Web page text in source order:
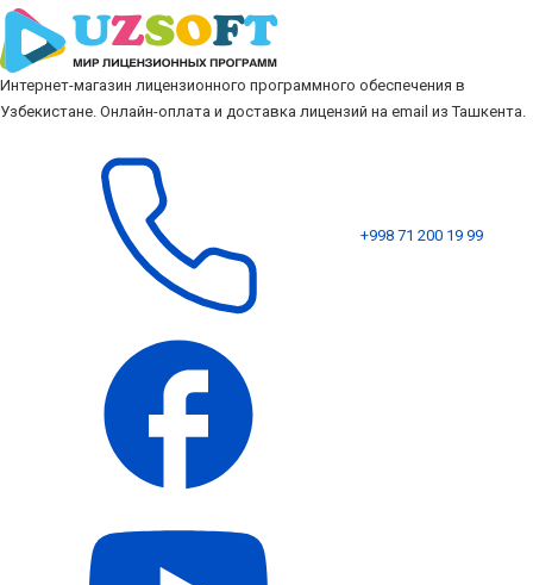
Интернет-магазин лицензионного программного обеспечения в
Узбекистане. Онлайн-оплата и доставка лицензий на email из Ташкента.
+998 71 200 19 99